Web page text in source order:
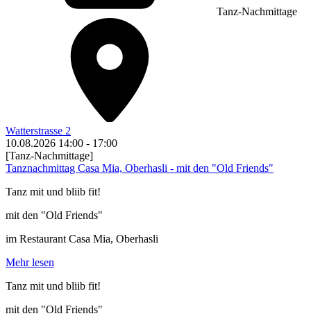
Tanz-Nachmittage
Watterstrasse 2
10.08.2026 14:00 - 17:00
[Tanz-Nachmittage]
Tanznachmittag Casa Mia, Oberhasli - mit den "Old Friends"
Tanz mit und bliib fit!
mit den "Old Friends"
im Restaurant Casa Mia, Oberhasli
Mehr lesen
Tanz mit und bliib fit!
mit den "Old Friends"